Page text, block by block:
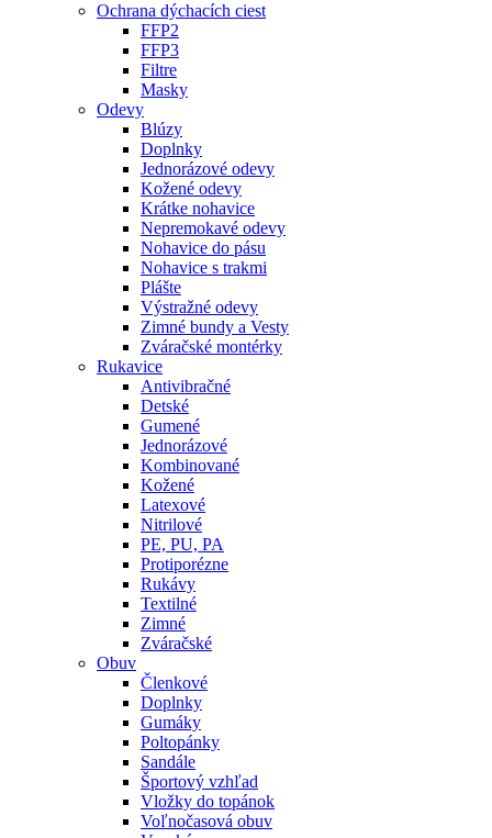
Ochrana dýchacích ciest
FFP2
FFP3
Filtre
Masky
Odevy
Blúzy
Doplnky
Jednorázové odevy
Kožené odevy
Krátke nohavice
Nepremokavé odevy
Nohavice do pásu
Nohavice s trakmi
Plášte
Výstražné odevy
Zimné bundy a Vesty
Zváračské montérky
Rukavice
Antivibračné
Detské
Gumené
Jednorázové
Kombinované
Kožené
Latexové
Nitrilové
PE, PU, PA
Protiporézne
Rukávy
Textilné
Zimné
Zváračské
Obuv
Členkové
Doplnky
Gumáky
Poltopánky
Sandále
Športový vzhľad
Vložky do topánok
Voľnočasová obuv